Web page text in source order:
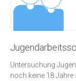
Untersuchung
noch keine 18 Jahre